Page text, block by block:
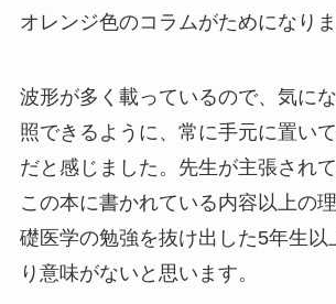
オレンジ色のコラムがためになりま
波形が多く載っているので、気に
照できるように、常に手元に置い
だと感じました。先生が主張されて
この本に書かれている内容以上の
礎医学の勉強を抜け出した5年生以
り意味がないと思います。